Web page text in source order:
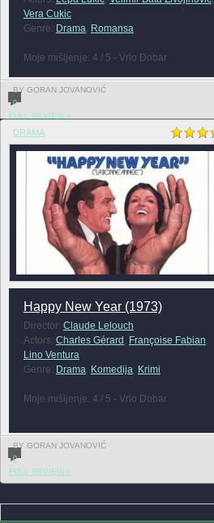
Vera Cukic
Genre: Drama, Romansa
Moje mišljenje: 4 / 5 - Vrlo Dobar
BY GORAN JOVANOVIĆ
0
FULL REVIEW »
DRAMA
Happy New Year (1973)
Director: Claude Lelouch
Actors: Charles Gérard , Françoise Fabian,
Lino Ventura
Genre: Drama, Komedija, Krimi
Moje mišljenje: 4 / 5 - Vrlo Dobar
BY GORAN JOVANOVIĆ
0
FULL REVIEW »